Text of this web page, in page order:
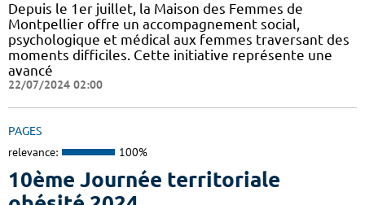
Depuis le 1er juillet, la Maison des Femmes de
Montpellier offre un accompagnement social,
psychologique et médical aux femmes traversant des
moments difficiles. Cette initiative représente une
avancé
22/07/2024 02:00
PAGES
relevance: 100%
10ème Journée territoriale